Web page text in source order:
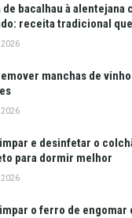
bacalhau à alentejana
receita tradicional
2026
manchas de
2026
e desinfetar o
para dormir melhor
2026
o ferro de engomar